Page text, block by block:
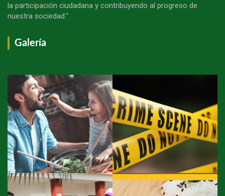
la participación ciudadana y contribuyendo al progreso de
nuestra sociedad."
Galería